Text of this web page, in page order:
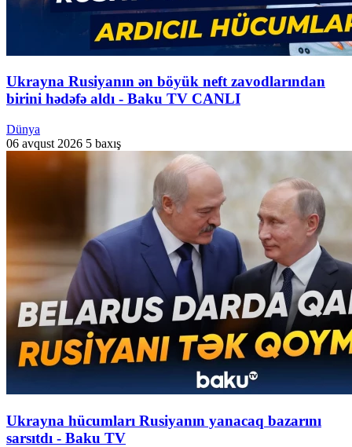
Ukrayna Rusiyanın ən böyük neft zavodlarından
birini hədəfə aldı - Baku TV CANLI
Dünya
06 avqust 2026 5 baxış
Ukrayna hücumları Rusiyanın yanacaq bazarını
sarsıtdı - Baku TV